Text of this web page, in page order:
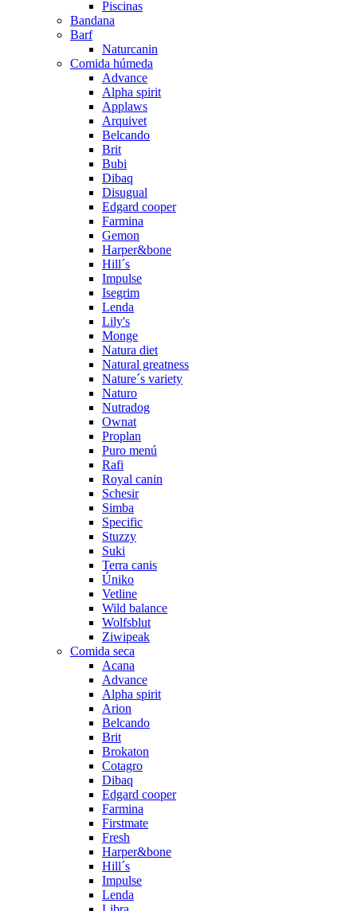
Piscinas
Bandana
Barf
Naturcanin
Comida húmeda
Advance
Alpha spirit
Applaws
Arquivet
Belcando
Brit
Bubi
Dibaq
Disugual
Edgard cooper
Farmina
Gemon
Harper&bone
Hill´s
Impulse
Isegrim
Lenda
Lily's
Monge
Natura diet
Natural greatness
Nature´s variety
Naturo
Nutradog
Ownat
Proplan
Puro menú
Rafi
Royal canin
Schesir
Simba
Specific
Stuzzy
Suki
Terra canis
Úniko
Vetline
Wild balance
Wolfsblut
Ziwipeak
Comida seca
Acana
Advance
Alpha spirit
Arion
Belcando
Brit
Brokaton
Cotagro
Dibaq
Edgard cooper
Farmina
Firstmate
Fresh
Harper&bone
Hill´s
Impulse
Lenda